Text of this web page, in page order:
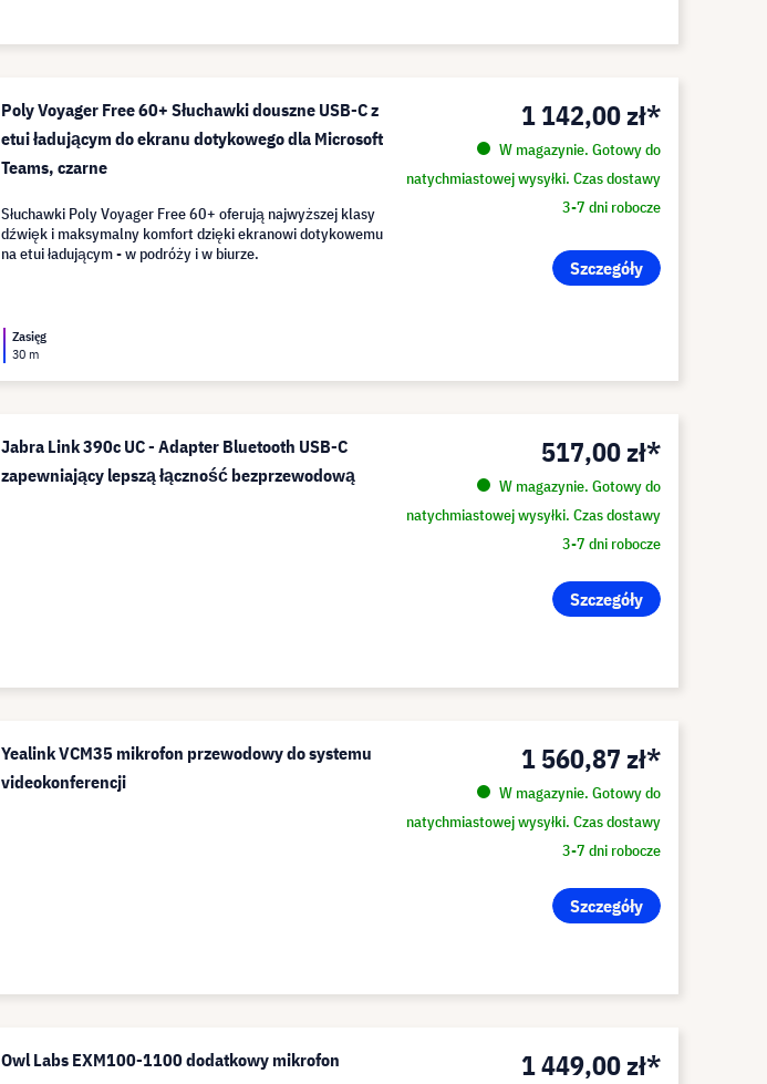
Poly Voyager Free 60+ Słuchawki douszne USB-C z
etui ładującym do ekranu dotykowego dla Microsoft
Teams, czarne
1 142,00 zł*
W magazynie. Gotowy do
natychmiastowej wysyłki. Czas dostawy
3-7 dni robocze
Szczegóły
Słuchawki Poly Voyager Free 60+ oferują najwyższej klasy
dźwięk i maksymalny komfort dzięki ekranowi dotykowemu
na etui ładującym - w podróży i w biurze.
Zasięg
30 m
Jabra Link 390c UC - Adapter Bluetooth USB-C
zapewniający lepszą łączność bezprzewodową
517,00 zł*
W magazynie. Gotowy do
natychmiastowej wysyłki. Czas dostawy
3-7 dni robocze
Szczegóły
Yealink VCM35 mikrofon przewodowy do systemu
videokonferencji
1 560,87 zł*
W magazynie. Gotowy do
natychmiastowej wysyłki. Czas dostawy
3-7 dni robocze
Szczegóły
Owl Labs EXM100-1100 dodatkowy mikrofon 1 449,00 zł*